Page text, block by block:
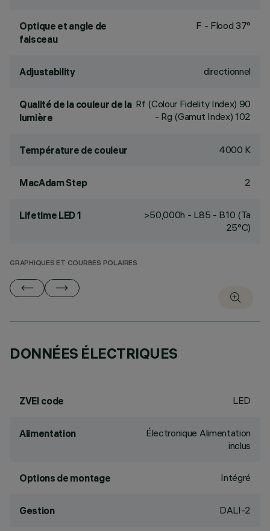
Optique et angle de
faisceau
F - Flood 37°
Adjustability directionnel
Qualité de la couleur de la
lumière
Rf (Colour Fidelity Index) 90
- Rg (Gamut Index) 102
Température de couleur 4000 K
MacAdam Step 2
Lifetime LED 1
>50,000h - L85 - B10 (Ta
25°C)
GRAPHIQUES ET COURBES POLAIRES
DONNÉES ÉLECTRIQUES
ZVEI code LED
Alimentation
Électronique Alimentation
inclus
Options de montage Intégré
Gestion DALI-2